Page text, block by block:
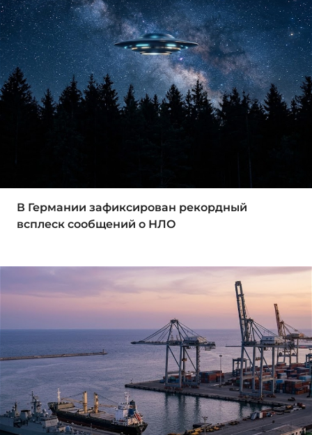
В Германии зафиксирован рекордный
всплеск сообщений о НЛО